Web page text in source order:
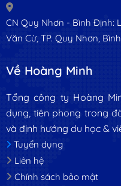
CN Quy Nhơn - Bình Định:
Văn Cừ, TP. Quy Nhơn,
Về Hoàng Minh
Tổng công ty Hoàng
dụng, tiên phong trong
và định hướng du học &
Tuyển dụng
Liên hệ
Chính sách bảo mật